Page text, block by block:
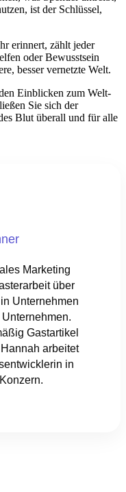
ist der Schlüssel,
erinnert, zählt jeder
oder Bewusstsein
besser vernetzte Welt.
Einblicken zum Welt-
Sie sich der
Blut überall und für alle
Marketing
über
Unternehmen
Gastartikel
arbeitet
in